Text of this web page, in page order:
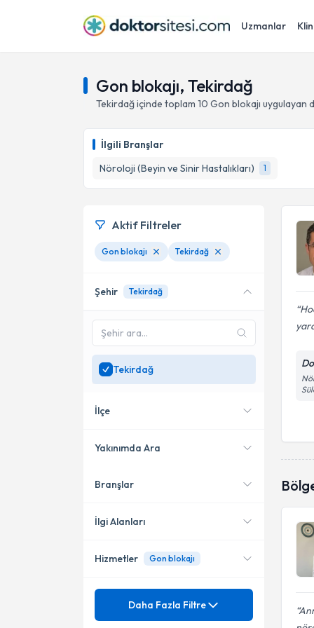
Uzmanlar
Gon blokajı, Tekirdağ
Tekirdağiçinde toplam 10 Gon blokajı uygulayan
İlgili Branşlar
Nöroloji (Beyin ve Sinir Hastalıkları)
1
Aktif Filtreler
Gon blokajı Tekirdağ
Şehir Tekirdağ
Tekirdağ
İlçe
Merkez
Yakınımda Ara
Konumuma yakın uzmanları
Branşlar
Nöroloji (Beyin ve Sinir
İlgi Alanları
ALS
Hizmetler Gon blokajı
Mezuniyet
Daha Fazla Filtre